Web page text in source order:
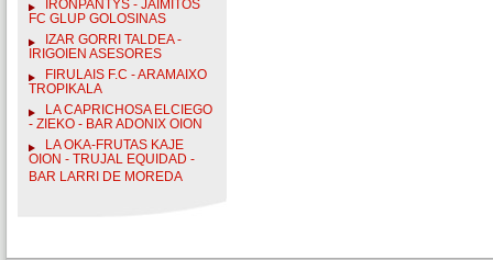
IRONPANTYS - JAIMITOS
FC GLUP GOLOSINAS
IZAR GORRI TALDEA -
IRIGOIEN ASESORES
FIRULAIS F.C - ARAMAIXO
TROPIKALA
LA CAPRICHOSA ELCIEGO
- ZIEKO - BAR ADONIX OION
LA OKA-FRUTAS KAJE
OION - TRUJAL EQUIDAD -
BAR LARRI DE MOREDA